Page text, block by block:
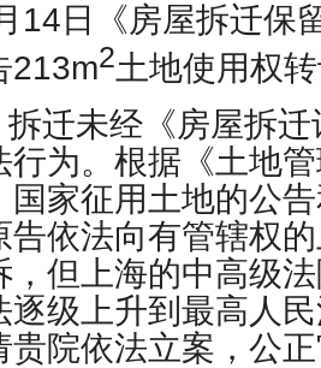
14日《房屋拆迁保
213m2土地使用权
拆迁未经《房屋拆
行为。根据《土地
国家征用土地的公
告依法向有管辖权
，但上海的中高级
逐级上升到最高人
贵院依法立案，公